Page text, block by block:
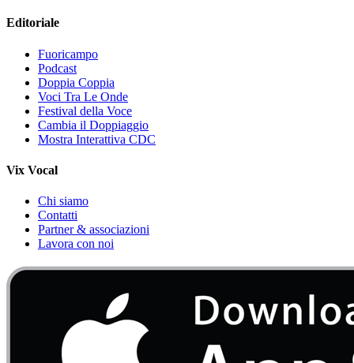
Editoriale
Fuoricampo
Podcast
Doppia Coppia
Voci Tra Le Onde
Festival della Voce
Cambia il Doppiaggio
Mostra Interattiva CDC
Vix Vocal
Chi siamo
Contatti
Partner & associazioni
Lavora con noi